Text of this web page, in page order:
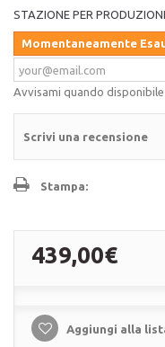
STAZIONE PER
Momentaneamente
Avvisami quando disponibile
Scrivi una recensione
Stampa:
439,00€
Aggiungi alla